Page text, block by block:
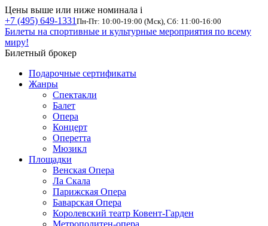
Цены выше или ниже номинала i
+7 (495) 649-1331 Пн-Пт: 10:00-19:00 (Мск), Сб: 11:00-16:00
Билеты на спортивные и культурные мероприятия по всему
миру!
Билетный брокер
Подарочные сертификаты
Жанры
Спектакли
Балет
Опера
Концерт
Оперетта
Мюзикл
Площадки
Венская Опера
Ла Скала
Парижская Опера
Баварская Опера
Королевский театр Ковент-Гарден
Метрополитен-опера